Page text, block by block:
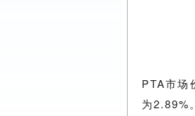
PTA市场
为2.89%